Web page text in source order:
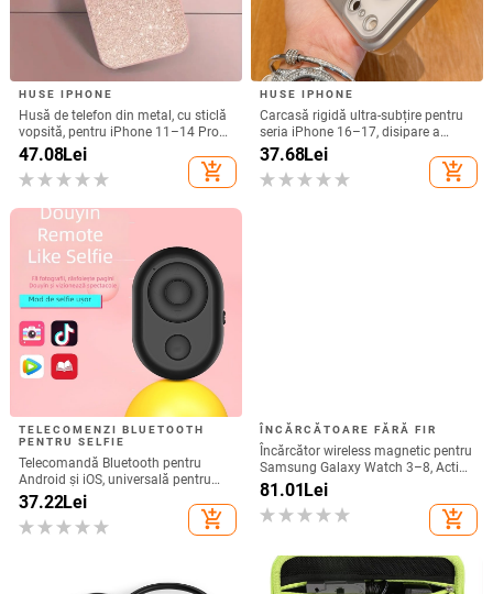
HUSE IPHONE
Husă de telefon din metal, cu sticlă
vopsită, pentru iPhone 11–14 Pro
Max, disipare căldură, model YK263
47.08Lei
add_shopping_cart
HUSE IPHONE
Carcasă rigidă ultra-subțire pentru
seria iPhone 16–17, disipare a
căldurii, protecție totală, anti-cadere
și rezistență la amprente
37.68Lei
add_shopping_cart
TELECOMENZI BLUETOOTH
PENTRU SELFIE
Telecomandă Bluetooth pentru
Android și iOS, universală pentru
selfie și filmare, model 6-key
tremolo, Vernon, material ABS,
greutate 15 g
37.22Lei
add_shopping_cart
ÎNCĂRCĂTOARE FĂRĂ FIR
Încărcător wireless magnetic pentru
Samsung Galaxy Watch 3–8, Active
1/2 • QC2.0 • Încărcare magnetică •
3W / 1A
81.01Lei
add_shopping_cart